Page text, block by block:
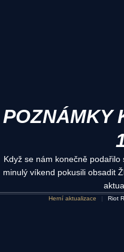
POZNÁMKY
Když se nám konečně
minulý víkend pokusili obsadit
Herní aktualizace Riot